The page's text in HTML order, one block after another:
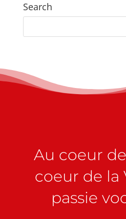
Search
Au coeur
coeur de la
passie